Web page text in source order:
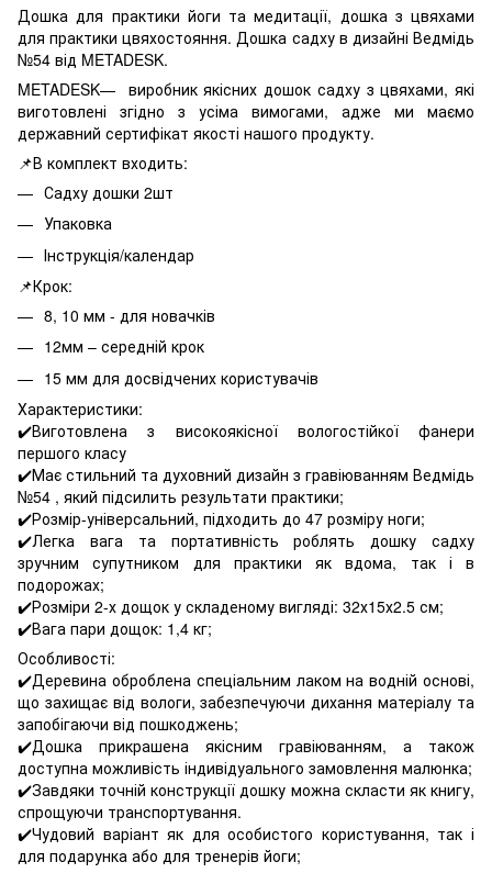
Дошка для практики йоги та медитації, дошка з цвяхами
для практики цвяхостояння. Дошка садху в дизайні Ведмідь
№54 від METADESK.
METADESK— виробник якісних дошок садху з цвяхами, які
виготовлені згідно з усіма вимогами, адже ми маємо
державний сертифікат якості нашого продукту.
📌В комплект входить:
Садху дошки 2шт
Упаковка
Інструкція/календар
📌Крок:
8, 10 мм - для новачків
12мм – середній крок
15 мм для досвідчених користувачів
Характеристики:
✔️Виготовлена з високоякісної вологостійкої фанери
першого класу
✔️Має стильний та духовний дизайн з гравіюванням Ведмідь
№54 , який підсилить результати практики;
✔️Розмір-універсальний, підходить до 47 розміру ноги;
✔️Легка вага та портативність роблять дошку садху
зручним супутником для практики як вдома, так і в
подорожах;
✔️Розміри 2-х дощок у складеному вигляді: 32х15х2.5 см;
✔️Вага пари дощок: 1,4 кг;
Особливості:
✔️Деревина оброблена спеціальним лаком на водній основі,
що захищає від вологи, забезпечуючи дихання матеріалу та
запобігаючи від пошкоджень;
✔️Дошка прикрашена якісним гравіюванням, а також
доступна можливість індивідуального замовлення малюнка;
✔️Завдяки точній конструкції дошку можна скласти як книгу,
спрощуючи транспортування.
✔️Чудовий варіант як для особистого користування, так і
для подарунка або для тренерів йоги;